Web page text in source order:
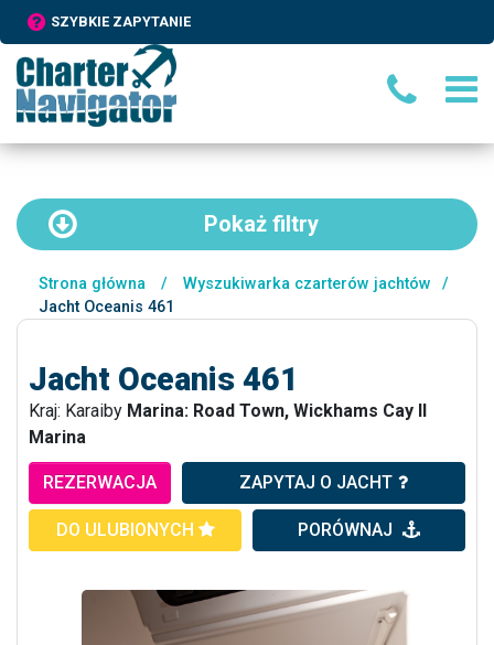
SZYBKIE ZAPYTANIE
Pokaż filtry
Strona główna / Wyszukiwarka czarterów jachtów
/
Jacht Oceanis 461
Jacht Oceanis 461
Kraj: Karaiby Marina: Road Town, Wickhams Cay II
Marina
REZERWACJA ZAPYTAJ O JACHT
DO ULUBIONYCH PORÓWNAJ